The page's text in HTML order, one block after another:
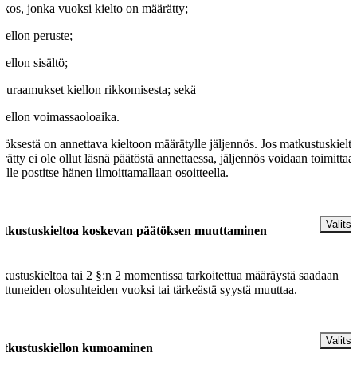
jonka vuoksi kielto on määrätty;
peruste;
sisältö;
kiellon rikkomisesta; sekä
voimassaoloaika.
on annettava kieltoon määrätylle jäljennös. Jos
ei ole ollut läsnä päätöstä annettaessa, jäljennös voidaan toimittaa
postitse hänen ilmoittamallaan osoitteella.
koskevan päätöksen muuttaminen
tai 2 §:n 2 momentissa tarkoitettua määräystä saadaan
olosuhteiden vuoksi tai tärkeästä syystä muuttaa.
kumoaminen